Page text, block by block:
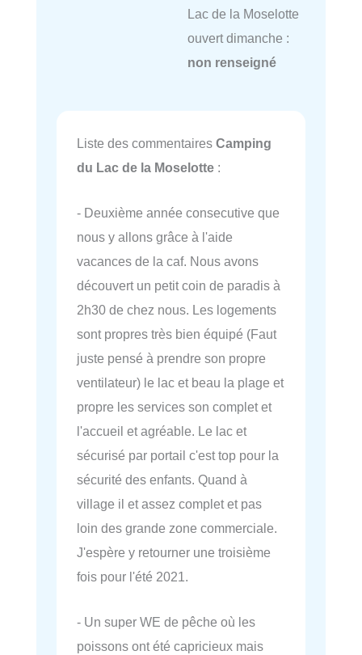
Lac de la Moselotte
ouvert dimanche :
non renseigné
Liste des commentaires Camping
du Lac de la Moselotte :
- Deuxième année consecutive que
nous y allons grâce à l'aide
vacances de la caf. Nous avons
découvert un petit coin de paradis à
2h30 de chez nous. Les logements
sont propres très bien équipé (Faut
juste pensé à prendre son propre
ventilateur) le lac et beau la plage et
propre les services son complet et
l'accueil et agréable. Le lac et
sécurisé par portail c'est top pour la
sécurité des enfants. Quand à
village il et assez complet et pas
loin des grande zone commerciale.
J'espère y retourner une troisième
fois pour l'été 2021.
- Un super WE de pêche où les
poissons ont été capricieux mais